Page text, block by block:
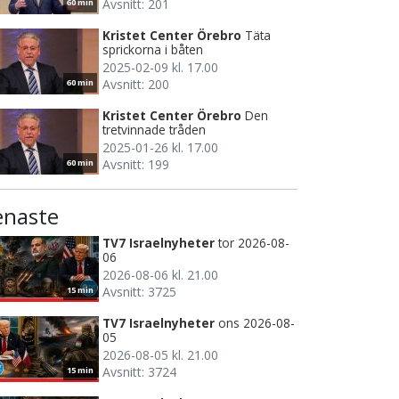
Avsnitt: 201
60 min
Kristet Center Örebro Täta
sprickorna i båten
2025-02-09 kl. 17.00
Avsnitt: 200
60 min
Kristet Center Örebro Den
tretvinnade tråden
2025-01-26 kl. 17.00
Avsnitt: 199
15 min
TV7 Israelnyheter tor 2026-08-
06
2026-08-06 kl. 21.00
Avsnitt: 3725
15 min
TV7 Israelnyheter ons 2026-08-
05
2026-08-05 kl. 21.00
Avsnitt: 3724